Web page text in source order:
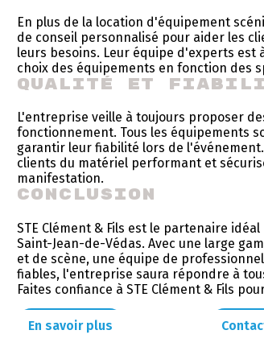
En plus de la location d'équipement
de conseil personnalisé pour aider les
leurs besoins. Leur équipe d'experts est
choix des équipements en fonction des
Qualité et
L'entreprise veille à toujours proposer
fonctionnement. Tous les équipements
garantir leur fiabilité lors de
clients du matériel performant et
manifestation.
Conclusion
STE Clément & Fils est le partenaire
Saint-Jean-de-Védas. Avec une large
et de scène, une équipe de
fiables, l'entreprise saura répondre à
Faites confiance à STE Clément & Fils
En savoir plus